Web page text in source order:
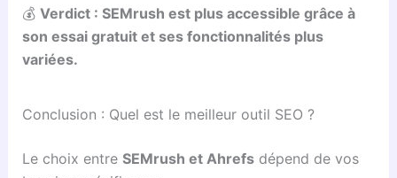
💰 Verdict : SEMrush est plus accessible grâce à
son essai gratuit et ses fonctionnalités plus
variées.
Conclusion : Quel est le meilleur outil SEO ?
Le choix entre SEMrush et Ahrefsdépend de vos